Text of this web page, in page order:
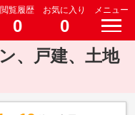
閲覧履歴
0
お気に入り
0
メニュー
、戸建、土地